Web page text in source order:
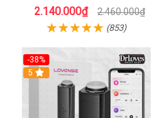
Êm Ái
2.140.000₫ 2.460.000₫
(853)
-38%
Hot
5